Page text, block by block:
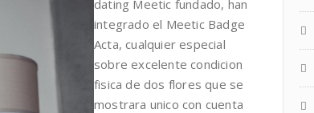
dating Meetic fundado, han
integrado el Meetic Badge
Acta, cualquier especial
sobre excelente condicion
fisica de dos flores que se
mostrara unico con cuenta